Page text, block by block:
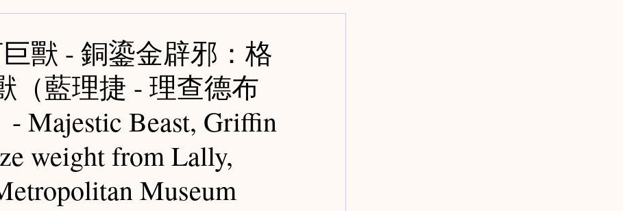
筆記
Exhibition Notes / 展覽筆記
Ming Notes / 明代筆記
獸 - 銅鎏金辟邪：格
（藍理捷 - 理查德布
Majestic Beast, Griffin
weight from Lally,
Museum